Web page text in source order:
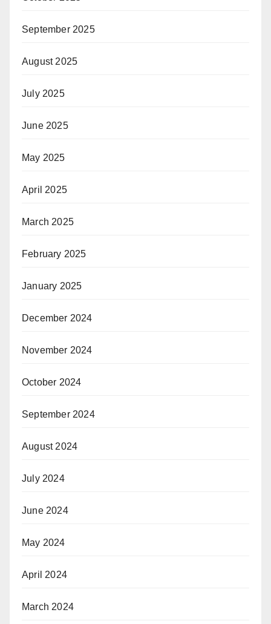
September 2025
August 2025
July 2025
June 2025
May 2025
April 2025
March 2025
February 2025
January 2025
December 2024
November 2024
October 2024
September 2024
August 2024
July 2024
June 2024
May 2024
April 2024
March 2024